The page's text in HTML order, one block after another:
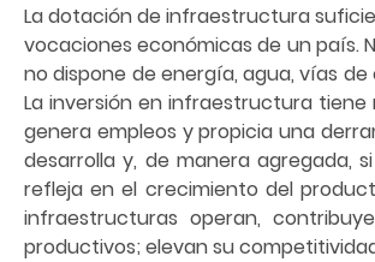
La dotación de infraestructura
vocaciones económicas de un país.
no dispone de energía, agua, vías
La inversión en infraestructura
genera empleos y propicia una
desarrolla y, de manera agregada,
refleja en el crecimiento del
infraestructuras operan,
productivos; elevan su